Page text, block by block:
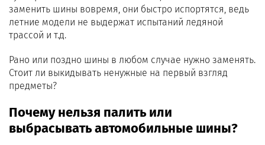
заменить шины вовремя, они быстро испортятся, ведь
летние модели не выдержат испытаний ледяной
трассой и т.д.
Рано или поздно шины в любом случае нужно заменять.
Стоит ли выкидывать ненужные на первый взгляд
предметы?
Почему нельзя палить или
выбрасывать автомобильные шины?